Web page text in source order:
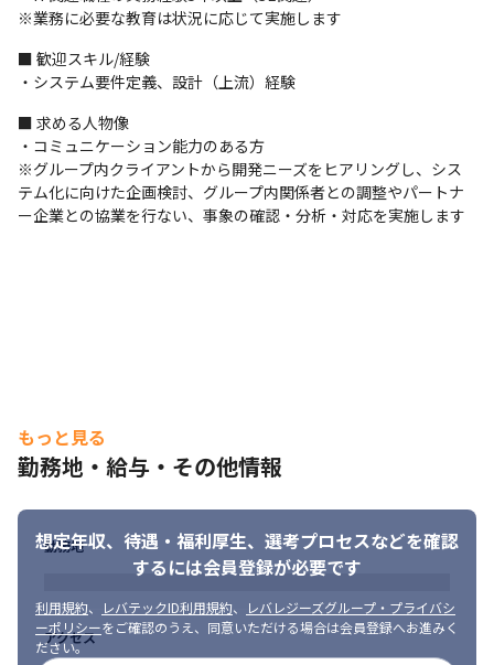
※業務に必要な教育は状況に応じて実施します
■ 歓迎スキル/経験
・システム要件定義、設計（上流）経験
■ 求める人物像
・コミュニケーション能力のある方
※グループ内クライアントから開発ニーズをヒアリングし、シス
テム化に向けた企画検討、グループ内関係者との調整やパートナ
ー企業との協業を行ない、事象の確認・分析・対応を実施します
もっと見る
勤務地・給与・その他情報
想定年収、待遇・福利厚生、 選考プロセスなどを確認
するには会員登録が必要です
利用規約、 レバテックID利用規約、
レバレジーズグループ・プライバシ
ーポリシーをご確認のうえ、同意いただける場合は会員登録へお進みく
ださい。
勤務地
アクセス